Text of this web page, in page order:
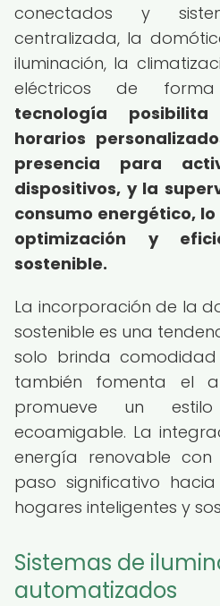
conectados y
centralizada, la
iluminación, la
eléctricos de
tecnología
horarios
presencia para
dispositivos, y la
consumo energético,
optimización y
sostenible.
La incorporación de la
sostenible es una
solo brinda
también fomenta el
promueve un
ecoamigable. La
energía renovable
paso significativo
hogares inteligentes y
Sistemas de
automatizados